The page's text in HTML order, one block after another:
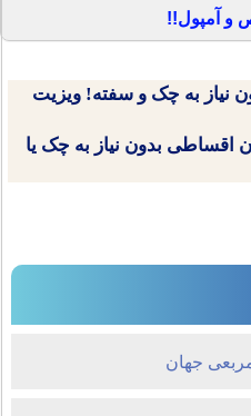
و آمپول!!
نیاز به چک و سفته! ویزیت
اقساطی بدون نیاز به چک یا
جهان